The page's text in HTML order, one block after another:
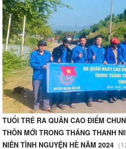
TUỔI TRẺ RA QUÂN CAO ĐIỂM
THÔN MỚI TRONG THÁNG THANH
NIÊN TÌNH NGUYỆN HÈ NĂM 2024